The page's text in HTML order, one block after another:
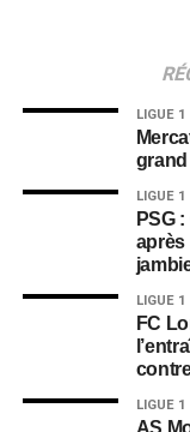
LIGUE 1
LIGUE 1
PSG
après
LIGUE 1
FC
LIGUE 1
AS